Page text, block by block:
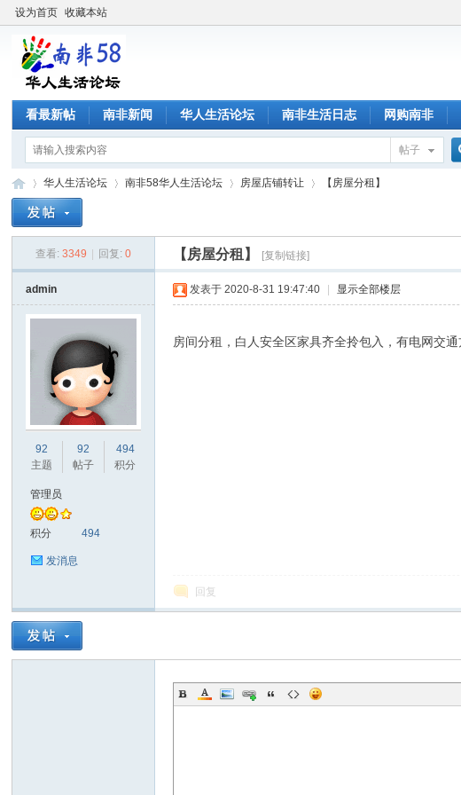
设为首页 收藏本站
看最新帖 南非新闻 华人生活论坛 南非生活日志 网购南非
帖子
58
华人生活论坛
›
南非58华人生活论坛
›
房屋店铺转让
›
【房屋分租】
查看: 3349 回复: 0 【房屋分租】 [复制链接]
admin
92
主题
92
帖子
494
积分
管理员
积分 494
发消息
发表于 2020-8-31 19:47:40 显示全部楼层
房间分租，白人安全区家具齐全拎包入，有电网交
回复